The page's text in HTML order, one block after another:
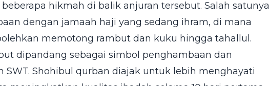
hikmah di balik anjuran tersebut. Salah satunya
dengan jamaah haji yang sedang ihram, di mana
memotong rambut dan kuku hingga tahallul.
dipandang sebagai simbol penghambaan dan
SWT. Shohibul qurban diajak untuk lebih menghayati